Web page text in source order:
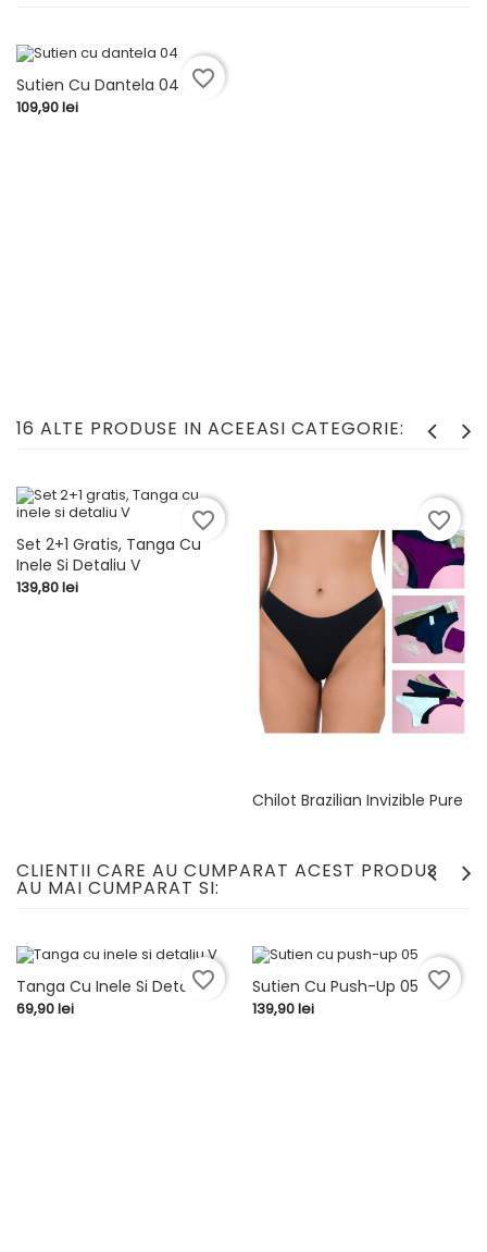
Sutien Cu Dantela 04
Pret
109,90 lei
favorite_border
16 ALTE PRODUSE IN ACEEASI CATEGORIE:
Set 2+1 Gratis, Tanga Cu
Inele Si Detaliu V
Pret
139,80 lei
favorite_border
Chilot Brazilian Invizible Pure
favorite_border
CLIENTII CARE AU CUMPARAT ACEST PRODUS
AU MAI CUMPARAT SI:
Tanga Cu Inele Si Detaliu V
Pret
69,90 lei
favorite_border Sutien Cu Push-Up 05
Pret
139,90 lei
favorite_border